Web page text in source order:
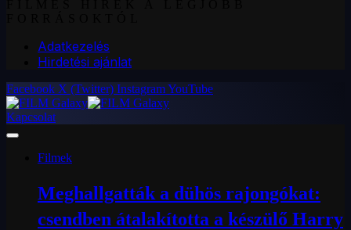
Adatkezelés
Hirdetési ajánlat
Facebook X (Twitter) InstagramYouTube
Kapcsolat
Filmek
Meghallgatták a dühös rajongókat:
csendben átalakította a készülő Harry